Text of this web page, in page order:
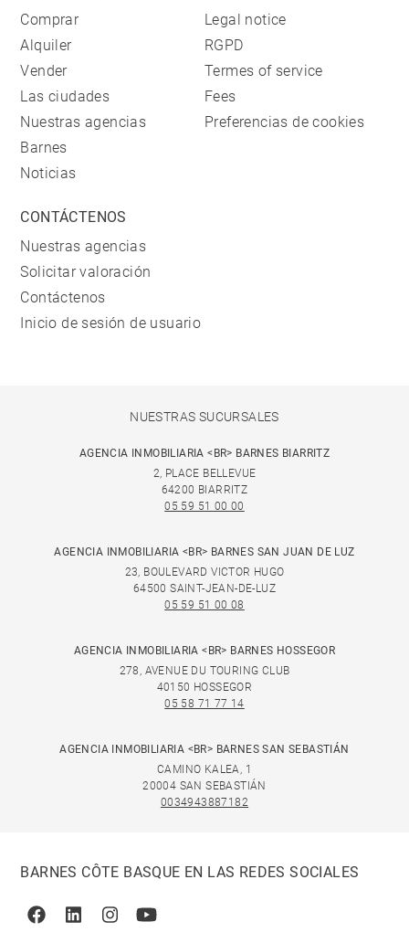
Comprar
Alquiler
Vender
Las ciudades
Nuestras agencias
Barnes
Noticias
Legal notice
RGPD
Termes of service
Fees
Preferencias de cookies
CONTÁCTENOS
Nuestras agencias
Solicitar valoración
Contáctenos
Inicio de sesión de usuario
NUESTRAS SUCURSALES
AGENCIA INMOBILIARIA <BR> BARNES BIARRITZ
2, PLACE BELLEVUE
64200 BIARRITZ
05 59 51 00 00
AGENCIA INMOBILIARIA <BR> BARNES SAN JUAN DE LUZ
23, BOULEVARD VICTOR HUGO
64500 SAINT-JEAN-DE-LUZ
05 59 51 00 08
AGENCIA INMOBILIARIA <BR> BARNES HOSSEGOR
278, AVENUE DU TOURING CLUB
40150 HOSSEGOR
05 58 71 77 14
AGENCIA INMOBILIARIA <BR> BARNES SAN SEBASTIÁN
CAMINO KALEA, 1
20004 SAN SEBASTIÁN
0034943887182
BARNES CÔTE BASQUE EN LAS REDES SOCIALES
FacebookLinkedinInstagramYoutube